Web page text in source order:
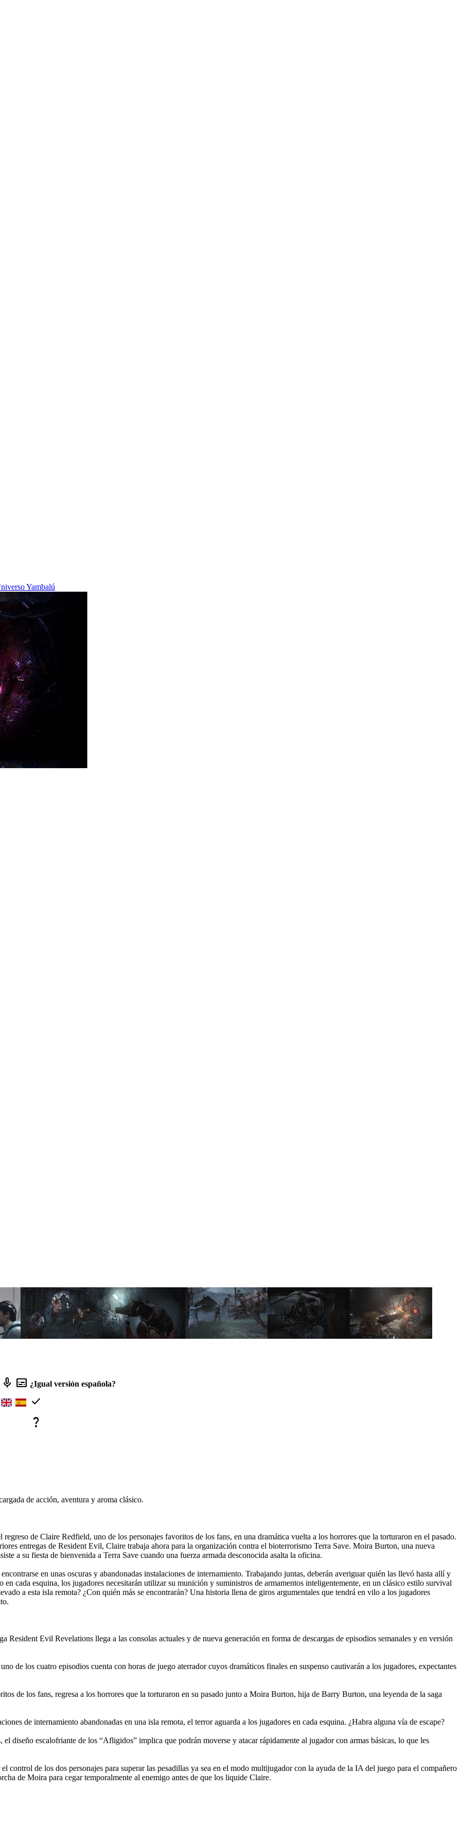
Yambalú
mic subtitles ¿Igual versión española?
check
question_mark
de acción, aventura y aroma clásico.
de Claire Redfield, uno de los personajes favoritos de los fans, en una dramática vuelta a los horrores que la torturaron en el pasado.
entregas de Resident Evil, Claire trabaja ahora para la organización contra el bioterrorismo Terra Save. Moira Burton, una nueva
a su fiesta de bienvenida a Terra Save cuando una fuerza armada desconocida asalta la oficina.
en unas oscuras y abandonadas instalaciones de internamiento. Trabajando juntas, deberán averiguar quién las llevó hasta allí y
cada esquina, los jugadores necesitarán utilizar su munición y suministros de armamentos inteligentemente, en un clásico estilo survival
a esta isla remota? ¿Con quién más se encontrarán? Una historia llena de giros argumentales que tendrá en vilo a los jugadores
Resident Evil Revelations llega a las consolas actuales y de nueva generación en forma de descargas de episodios semanales y en versión
de los cuatro episodios cuenta con horas de juego aterrador cuyos dramáticos finales en suspenso cautivarán a los jugadores, expectantes
de los fans, regresa a los horrores que la torturaron en su pasado junto a Moira Burton, hija de Barry Burton, una leyenda de la saga
de internamiento abandonadas en una isla remota, el terror aguarda a los jugadores en cada esquina. ¿Habra alguna vía de escape?
diseño escalofriante de los “Afligidos” implica que podrán moverse y atacar rápidamente al jugador con armas básicas, lo que les
control de los dos personajes para superar las pesadillas ya sea en el modo multijugador con la ayuda de la IA del juego para el compañero
de Moira para cegar temporalmente al enemigo antes de que los liquide Claire.